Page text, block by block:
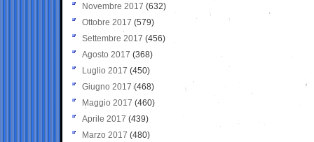
Novembre 2017 (632)
Ottobre 2017 (579)
Settembre 2017 (456)
Agosto 2017 (368)
Luglio 2017 (450)
Giugno 2017 (468)
Maggio 2017 (460)
Aprile 2017 (439)
Marzo 2017 (480)